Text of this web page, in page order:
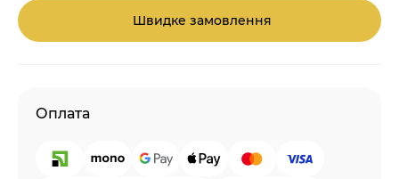
Швидке замовлення
Оплата